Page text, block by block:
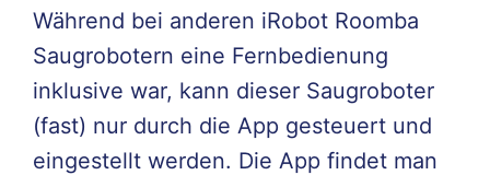
Während bei anderen iRobot Roomba
Saugrobotern eine Fernbedienung
inklusive war, kann dieser Saugroboter
(fast) nur durch die App gesteuert und
eingestellt werden. Die App findet man